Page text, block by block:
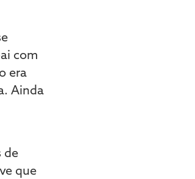
com
era
Ainda
de
que